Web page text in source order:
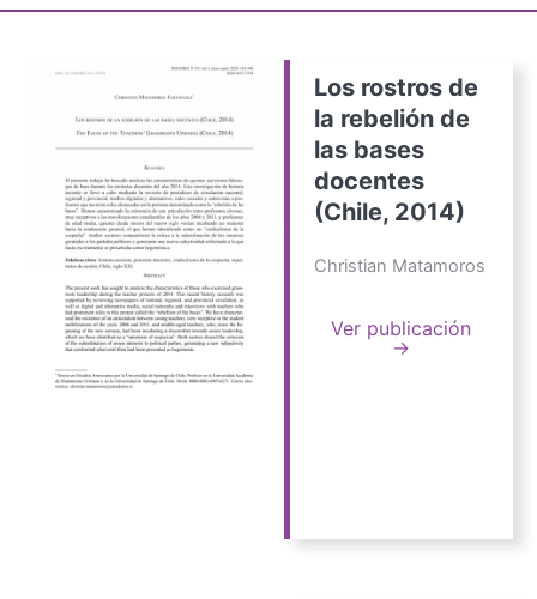
Los rostros de
la rebelión de
las bases
docentes
(Chile, 2014)
Christian Matamoros
Ver publicación
→